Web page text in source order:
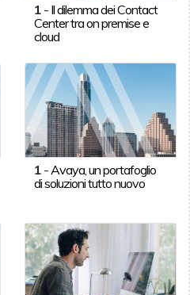
1 - Il dilemma dei Contact
Center tra on premise e
cloud
1 - Avaya, un portafoglio
di soluzioni tutto nuovo